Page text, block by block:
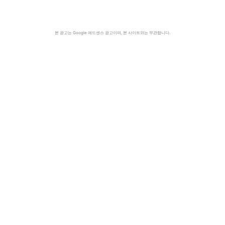
본 광고는 Google 애드센스 광고이며, 본 사이트와는 무관합니다.